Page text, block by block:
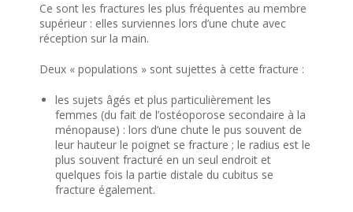
Ce sont les fractures les plus fréquentes au membre
supérieur : elles surviennes lors d’une chute avec
réception sur la main.
Deux « populations » sont sujettes à cette fracture :
les sujets âgés et plus particulièrement les
femmes (du fait de l’ostéoporose secondaire à la
ménopause) : lors d’une chute le pus souvent de
leur hauteur le poignet se fracture ; le radius est le
plus souvent fracturé en un seul endroit et
quelques fois la partie distale du cubitus se
fracture également.